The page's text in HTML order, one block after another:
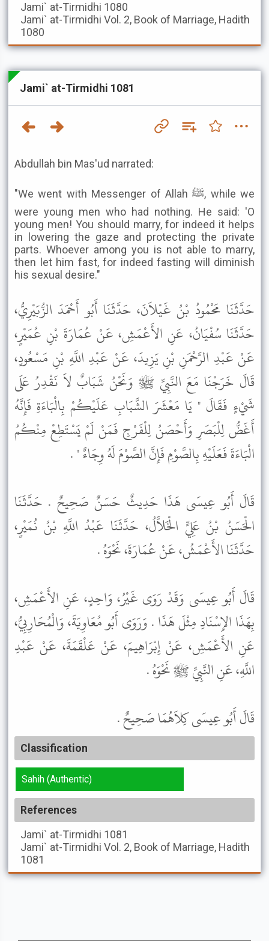
Jami` at-Tirmidhi 1080
Jami` at-Tirmidhi Vol. 2, Book of Marriage, Hadith
1080
Jami` at-Tirmidhi 1081
Abdullah bin Mas'ud narrated:
"We went with Messenger of Allah ﷺ, while we
were young men who had nothing. He said: 'O
young men! You should marry, for indeed it helps
in lowering the gaze and protecting the private
parts. Whoever among you is not able to marry,
then let him fast, for indeed fasting will diminish
his sexual desire."
حَدَّثَنَا مَحْمُودُ بْنُ غَيْلاَنَ، حَدَّثَنَا أَبُو أَحْمَدَ الزُّبَيْرِيُّ،
حَدَّثَنَا سُفْيَانُ، عَنِ الأَعْمَشِ، عَنْ عُمَارَةَ بْنِ عُمَيْرٍ،
عَنْ عَبْدِ الرَّحْمَنِ بْنِ يَزِيدَ، عَنْ عَبْدِ اللَّهِ بْنِ مَسْعُودٍ،
قَالَ خَرَجْنَا مَعَ النَّبِيِّ ﷺ وَنَحْنُ شَبَابٌ لاَ نَقْدِرُ عَلَى
شَيْءٍ فَقَالَ " يَا مَعْشَرَ الشَّبَابِ عَلَيْكُمْ بِالْبَاءَةِ فَإِنَّهُ
أَغَضُّ لِلْبَصَرِ وَأَحْصَنُ لِلْفَرْجِ فَمَنْ لَمْ يَسْتَطِعْ مِنْكُمُ
الْبَاءَةَ فَعَلَيْهِ بِالصَّوْمِ فَإِنَّ الصَّوْمَ لَهُ وِجَاءٌ " .
قَالَ أَبُو عِيسَى هَذَا حَدِيثٌ حَسَنٌ صَحِيحٌ . حَدَّثَنَا
الْحَسَنُ بْنُ عَلِيٍّ الْخَلاَّلُ، حَدَّثَنَا عَبْدُ اللَّهِ بْنُ نُمَيْرٍ،
حَدَّثَنَا الأَعْمَشُ، عَنْ عُمَارَةَ، نَحْوَهُ .
قَالَ أَبُو عِيسَى وَقَدْ رَوَى غَيْرُ، وَاحِدٍ، عَنِ الأَعْمَشِ،
بِهَذَا الإِسْنَادِ مِثْلَ هَذَا . وَرَوَى أَبُو مُعَاوِيَةَ، وَالْمُحَارِبِيُّ،
عَنِ الأَعْمَشِ، عَنْ إِبْرَاهِيمَ، عَنْ عَلْقَمَةَ، عَنْ عَبْدِ
اللَّهِ، عَنِ النَّبِيِّ ﷺ نَحْوَهُ .
قَالَ أَبُو عِيسَى كِلاَهُمَا صَحِيحٌ .
Classification
Sahih (Authentic)
References
Jami` at-Tirmidhi 1081
Jami` at-Tirmidhi Vol. 2, Book of Marriage, Hadith
1081